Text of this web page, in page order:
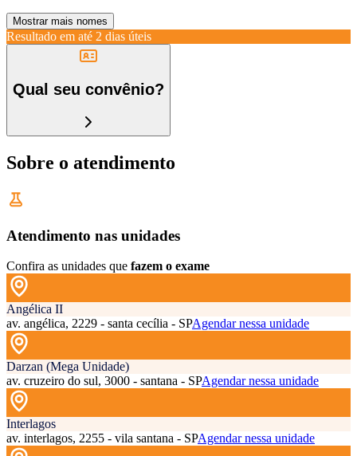
Mostrar mais nomes
Resultado em até 2 dias úteis
Qual seu convênio?
Sobre o atendimento
Atendimento nas unidades
Confira as unidades que fazem o exame
Angélica II
av. angélica, 2229 - santa cecília - SPAgendar nessa unidade
Darzan (Mega Unidade)
av. cruzeiro do sul, 3000 - santana - SPAgendar nessa unidade
Interlagos
av. interlagos, 2255 - vila santana - SPAgendar nessa unidade